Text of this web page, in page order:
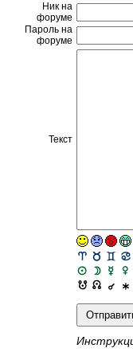
Ник на
форуме
Пароль на
форуме
Текст